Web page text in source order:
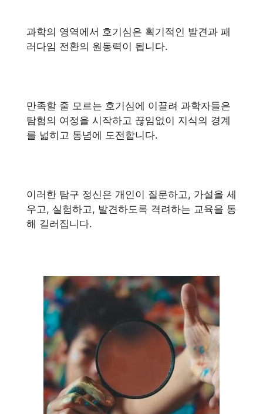
과학의 영역에서 호기심은 획기적인 발견과 패
러다임 전환의 원동력이 됩니다.
만족할 줄 모르는 호기심에 이끌려 과학자들은
탐험의 여정을 시작하고 끊임없이 지식의 경계
를 넓히고 통념에 도전합니다.
이러한 탐구 정신은 개인이 질문하고, 가설을 세
우고, 실험하고, 발견하도록 격려하는 교육을 통
해 길러집니다.